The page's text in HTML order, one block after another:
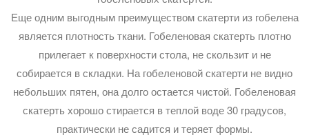
Еще одним выгодным преимуществом скатерти из гобелена
является плотность ткани. Гобеленовая скатерть плотно
прилегает к поверхности стола, не скользит и не
собирается в складки. На гобеленовой скатерти не видно
небольших пятен, она долго остается чистой. Гобеленовая
скатерть хорошо стирается в теплой воде 30 градусов,
практически не садится и теряет формы.